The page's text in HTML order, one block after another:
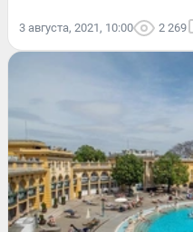
3 августа, 2021, 10:00 2 269